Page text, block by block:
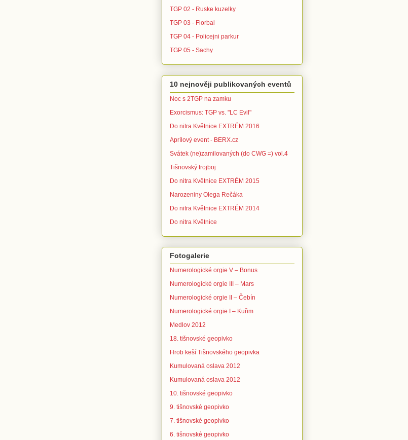
TGP 02 - Ruske kuzelky
TGP 03 - Florbal
TGP 04 - Policejni parkur
TGP 05 - Sachy
10 nejnověji publikovaných eventů
Noc s 2TGP na zamku
Exorcismus: TGP vs. "LC Evil"
Do nitra Květnice EXTRÉM 2016
Aprílový event - BERX.cz
Svátek (ne)zamilovaných (do CWG =) vol.4
Tišnovský trojboj
Do nitra Květnice EXTRÉM 2015
Narozeniny Olega Rečáka
Do nitra Květnice EXTRÉM 2014
Do nitra Květnice
Fotogalerie
Numerologické orgie V – Bonus
Numerologické orgie III – Mars
Numerologické orgie II – Čebín
Numerologické orgie I – Kuřim
Medlov 2012
18. tišnovské geopivko
Hrob keší Tišnovského geopivka
Kumulovaná oslava 2012
Kumulovaná oslava 2012
10. tišnovské geopivko
9. tišnovské geopivko
7. tišnovské geopivko
6. tišnovské geopivko